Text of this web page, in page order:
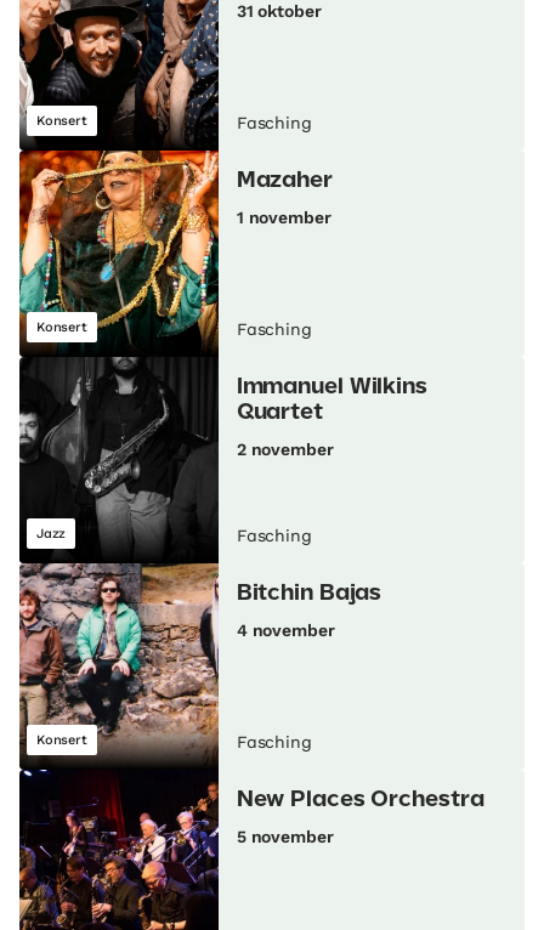
Konsert
31 oktober
Fasching
Konsert
Mazaher
1 november
Fasching
Jazz
Immanuel Wilkins
Quartet
2 november
Fasching
Konsert
Bitchin Bajas
4 november
Fasching
New Places Orchestra
5 november